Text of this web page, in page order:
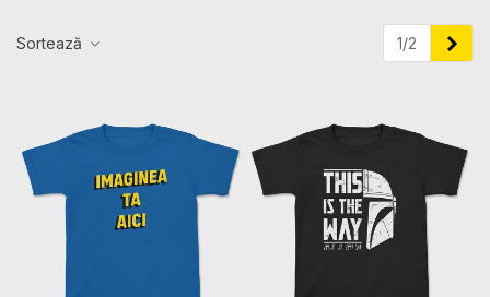
Sortează 1/2